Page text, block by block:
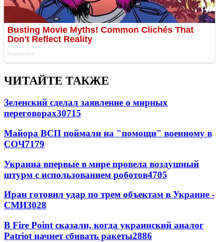
ЧИТАЙТЕ ТАКЖЕ
Зеленский сделал заявление о мирных
переговорах30715
Майора ВСП поймали на "помощи" военному в
СОЧ7179
Украина впервые в мире провела воздушный
штурм с использованием роботов4705
Иран готовил удар по трем объектам в Украине -
СМИ3028
В Fire Point сказали, когда украинский аналог
Patriot начнет сбивать ракеты2886